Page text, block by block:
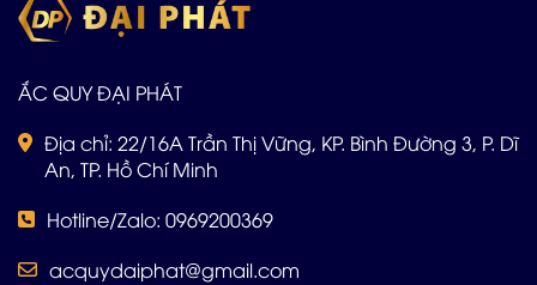
ẮC QUY ĐẠI PHÁT
Địa chỉ: 22/16A Trần Thị Vững, KP. Bình Đường 3, P. Dĩ
An, TP. Hồ Chí Minh
Hotline/Zalo: 0969200369
acquydaiphat@gmail.com